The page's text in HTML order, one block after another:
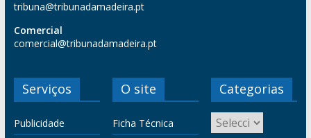
tribuna@tribunadamadeira.pt
Comercial
comercial@tribunadamadeira.pt
Serviços
Publicidade
O site
Ficha Técnica
Categorias